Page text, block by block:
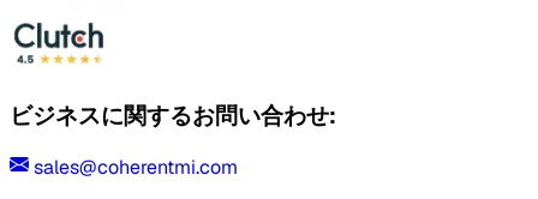
ビジネスに関するお問い合わせ:
sales@coherentmi.com